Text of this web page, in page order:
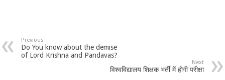
Previous
Do You know about the demise
of Lord Krishna and Pandavas?
Next
विश्वविद्यालय शिक्षक भर्ती में होगी परीक्षा